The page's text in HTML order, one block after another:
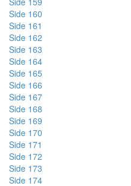
Side 160
Side 161
Side 162
Side 163
Side 164
Side 165
Side 166
Side 167
Side 168
Side 169
Side 170
Side 171
Side 172
Side 173
Side 174